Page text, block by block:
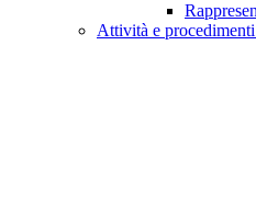
Attività e procedimenti